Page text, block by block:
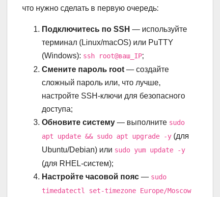
что нужно сделать в первую очередь:
Подключитесь по SSH — используйте
терминал (Linux/macOS) или PuTTY
(Windows): ssh root@ваш_IP;
Смените пароль root — создайте
сложный пароль или, что лучше,
настройте SSH-ключи для безопасного
доступа;
Обновите систему — выполните sudo
apt update && sudo apt upgrade -y (для
Ubuntu/Debian) или sudo yum update -y
(для RHEL-систем);
Настройте часовой пояс — sudo
timedatectl set-timezone Europe/Moscow